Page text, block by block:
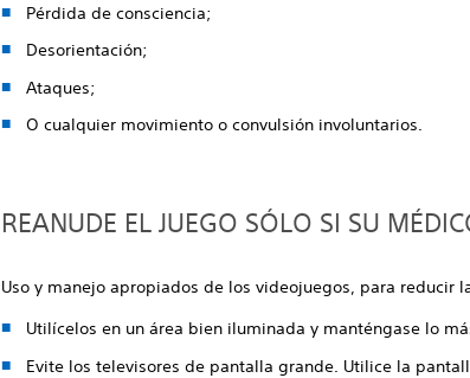
Pérdida de consciencia;
Desorientación;
Ataques;
O cualquier movimiento o convulsión involuntarios.
REANUDE EL JUEGO SÓLO SI SU
Uso y manejo apropiados de los videojuegos, para
Utilícelos en un área bien iluminada y manténgase lo
Evite los televisores de pantalla grande. Utilice la